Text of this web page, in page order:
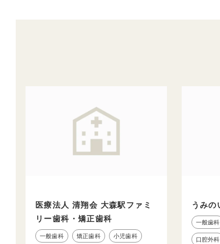
医療法人 清翔会 大森駅ファミ
リー歯科・矯正歯科
一般歯科 矯正歯科 小児歯科
うみの
一般歯科
口腔外科